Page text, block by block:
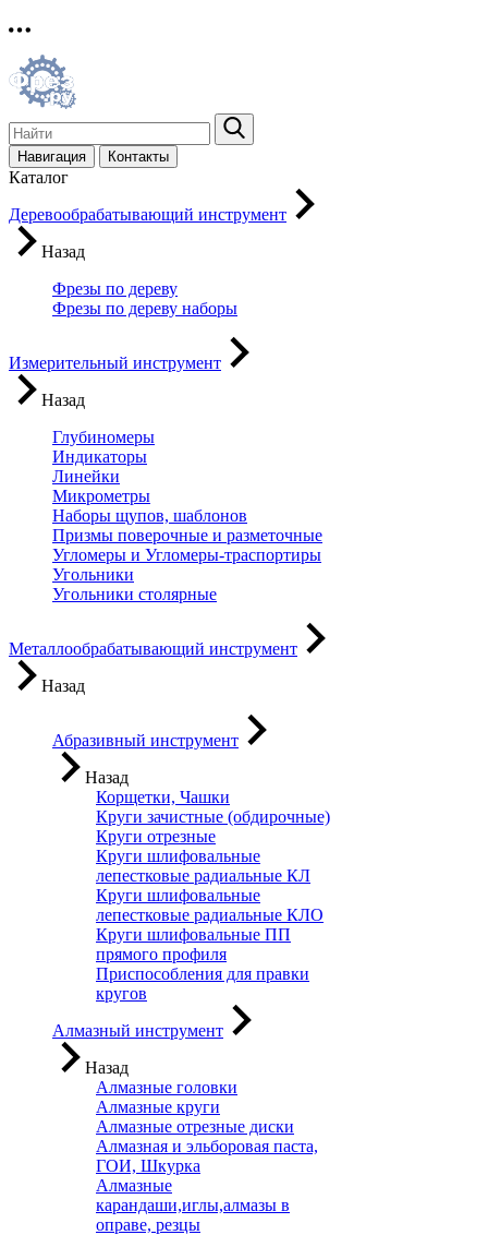
Навигация Контакты
Каталог
Деревообрабатывающий инструмент
Назад
Фрезы по дереву
Фрезы по дереву наборы
Измерительный инструмент
Назад
Глубиномеры
Индикаторы
Линейки
Микрометры
Наборы щупов, шаблонов
Призмы поверочные и разметочные
Угломеры и Угломеры-траспортиры
Угольники
Угольники столярные
Металлообрабатывающий инструмент
Назад
Абразивный инструмент
Назад
Корщетки, Чашки
Круги зачистные (обдирочные)
Круги отрезные
Круги шлифовальные
лепестковые радиальные КЛ
Круги шлифовальные
лепестковые радиальные КЛО
Круги шлифовальные ПП
прямого профиля
Приспособления для правки
кругов
Алмазный инструмент
Назад
Алмазные головки
Алмазные круги
Алмазные отрезные диски
Алмазная и эльборовая паста,
ГОИ, Шкурка
Алмазные
карандаши,иглы,алмазы в
оправе, резцы